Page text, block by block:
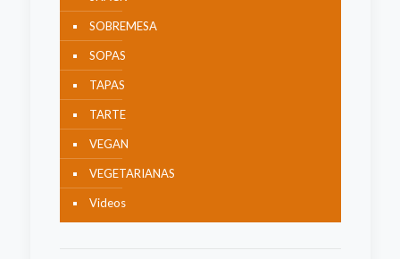
SOBREMESA
SOPAS
TAPAS
TARTE
VEGAN
VEGETARIANAS
Videos